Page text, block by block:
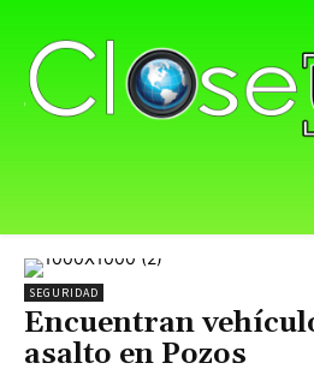
SEGURIDAD
Encuentran
asalto en Pozos